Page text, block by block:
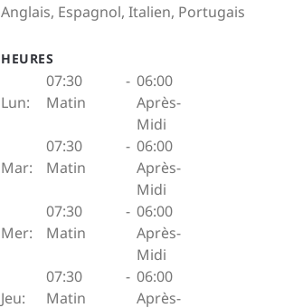
Anglais, Espagnol, Italien, Portugais
HEURES
Lun:
07:30
Matin
- 06:00
Après-
Midi
Mar:
07:30
Matin
- 06:00
Après-
Midi
Mer:
07:30
Matin
- 06:00
Après-
Midi
Jeu:
07:30
Matin
- 06:00
Après-